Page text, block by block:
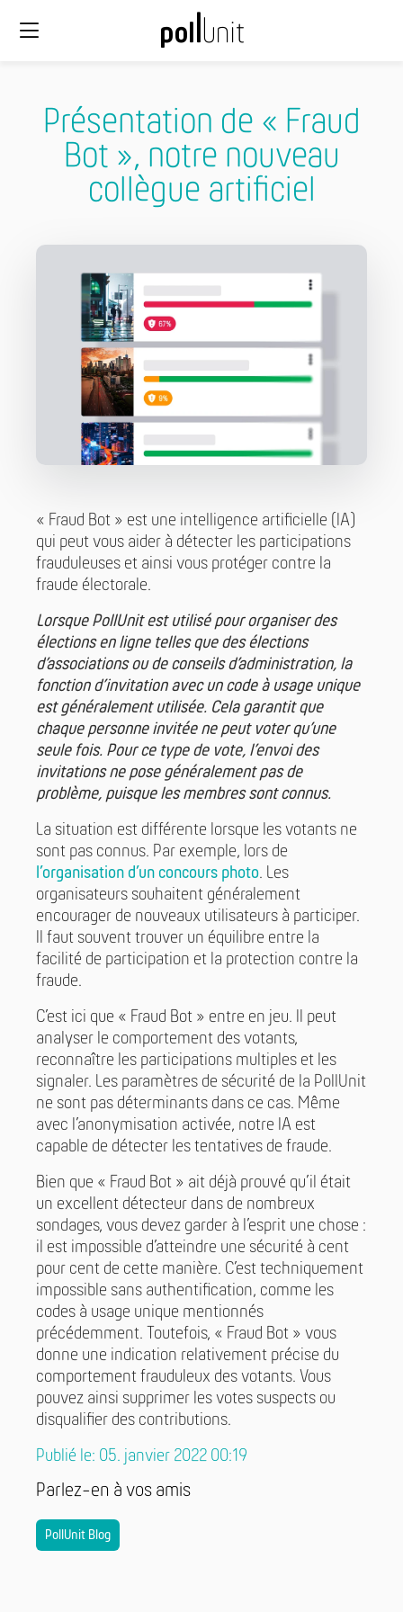
Présentation de « Fraud
Bot », notre nouveau
collègue artificiel
« Fraud Bot » est une intelligence artificielle (IA)
qui peut vous aider à détecter les participations
frauduleuses et ainsi vous protéger contre la
fraude électorale.
Lorsque PollUnit est utilisé pour organiser des
élections en ligne telles que des élections
d’associations ou de conseils d’administration, la
fonction d’invitation avec un code à usage unique
est généralement utilisée. Cela garantit que
chaque personne invitée ne peut voter qu’une
seule fois. Pour ce type de vote, l’envoi des
invitations ne pose généralement pas de
problème, puisque les membres sont connus.
La situation est différente lorsque les votants ne
sont pas connus. Par exemple, lors de
l’organisation d’un concours photo. Les
organisateurs souhaitent généralement
encourager de nouveaux utilisateurs à participer.
Il faut souvent trouver un équilibre entre la
facilité de participation et la protection contre la
fraude.
C’est ici que « Fraud Bot » entre en jeu. Il peut
analyser le comportement des votants,
reconnaître les participations multiples et les
signaler. Les paramètres de sécurité de la PollUnit
ne sont pas déterminants dans ce cas. Même
avec l’anonymisation activée, notre IA est
capable de détecter les tentatives de fraude.
Bien que « Fraud Bot » ait déjà prouvé qu’il était
un excellent détecteur dans de nombreux
sondages, vous devez garder à l’esprit une chose :
il est impossible d’atteindre une sécurité à cent
pour cent de cette manière. C’est techniquement
impossible sans authentification, comme les
codes à usage unique mentionnés
précédemment. Toutefois, « Fraud Bot » vous
donne une indication relativement précise du
comportement frauduleux des votants. Vous
pouvez ainsi supprimer les votes suspects ou
disqualifier des contributions.
Publié le: 05. janvier 2022 00:19
Parlez-en à vos amis
PollUnit Blog